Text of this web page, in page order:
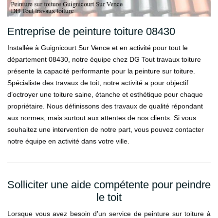
Entreprise de peinture toiture 08430
Installée à Guignicourt Sur Vence et en activité pour tout le
département 08430, notre équipe chez DG Tout travaux toiture
présente la capacité performante pour la peinture sur toiture.
Spécialiste des travaux de toit, notre activité a pour objectif
d’octroyer une toiture saine, étanche et esthétique pour chaque
propriétaire. Nous définissons des travaux de qualité répondant
aux normes, mais surtout aux attentes de nos clients. Si vous
souhaitez une intervention de notre part, vous pouvez contacter
notre équipe en activité dans votre ville.
Solliciter une aide compétente pour peindre
le toit
Lorsque vous avez besoin d’un service de peinture sur toiture à